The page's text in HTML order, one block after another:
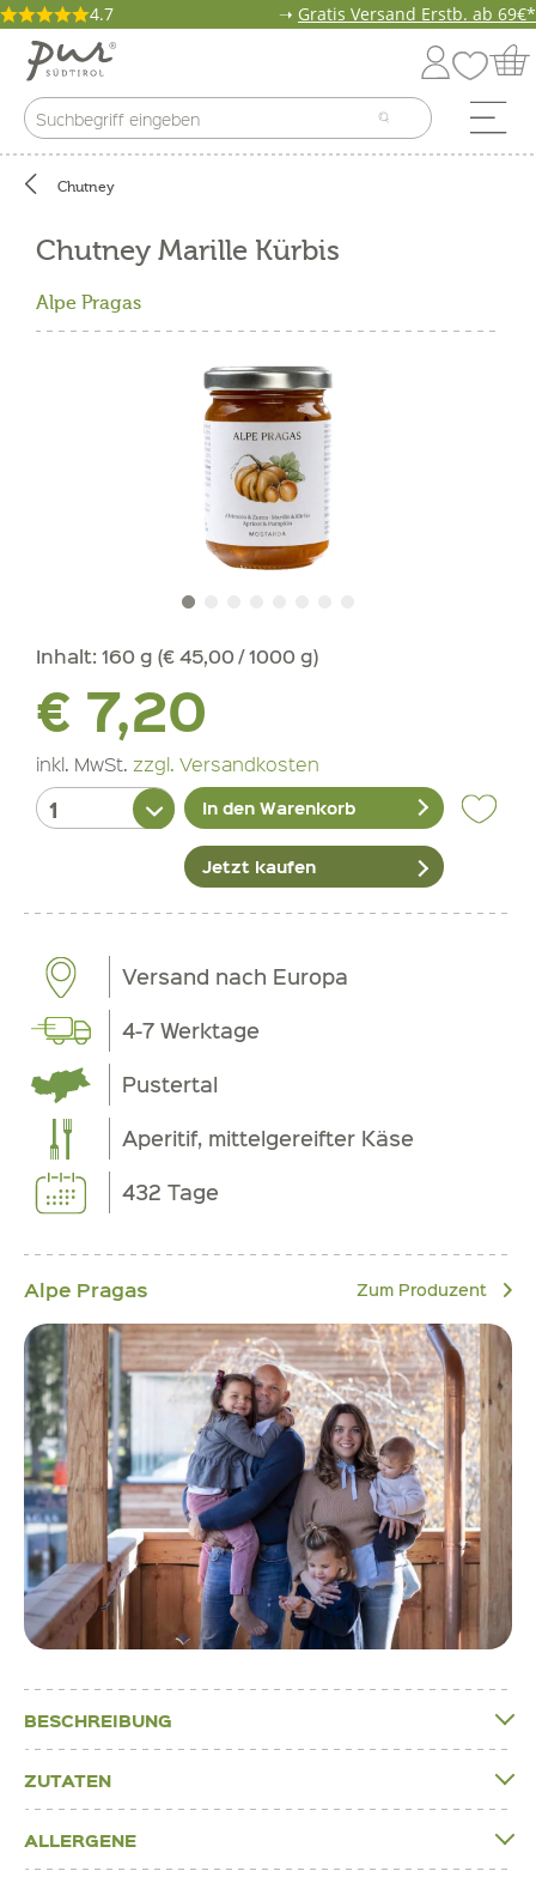
4.7 ➝ Gratis Versand Erstb. ab 69€*
Chutney
Chutney Marille Kürbis
Alpe Pragas
Inhalt: 160 g (€ 45,00 / 1000 g)
€ 7,20
inkl. MwSt. zzgl. Versandkosten
In den Warenkorb
Jetzt kaufen
Versand nach Europa
4-7 Werktage
Pustertal
Aperitif, mittelgereifter Käse
432 Tage
Alpe Pragas Zum Produzent
BESCHREIBUNG
ZUTATEN
ALLERGENE